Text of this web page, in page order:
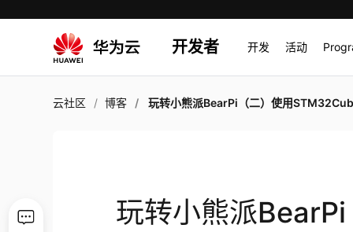
开发者 开发 活动
云社区 博客 玩转小熊派BearPi（二）使用STM32CubeMX + HAL点亮LCD并刷
玩转小熊派